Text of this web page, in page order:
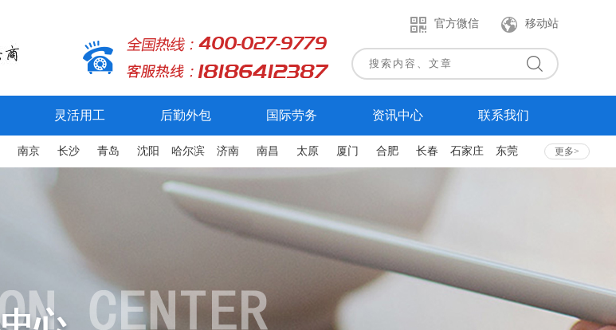
移动站
官方微信
灵活用工 后勤外包 国际劳务 资讯中心 联系我们
南京 长沙 青岛 沈阳 哈尔滨 济南 南昌 太原 厦门 合肥 长春 石家庄 东莞 更多>